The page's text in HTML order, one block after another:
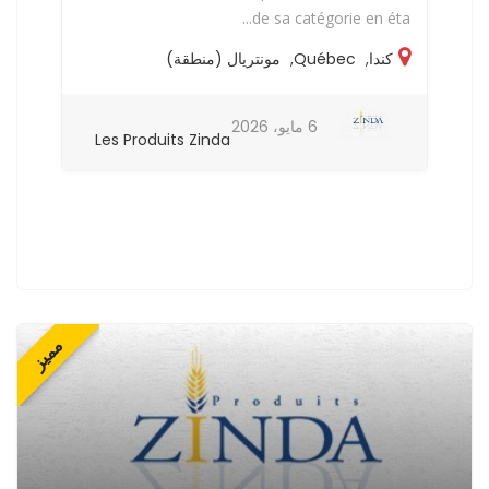
de sa catégorie en éta...
كندا,
Québec
, مونتريال (منطقة)
Les Produits Zinda
6 مايو، 2026
مميز